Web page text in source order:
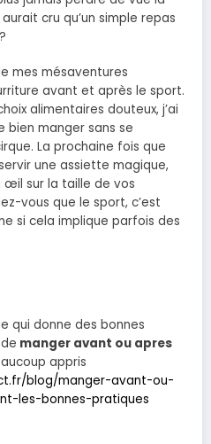
cru qu’un simple repas
mes mésaventures
avant et après le sport.
alimentaires douteux, j’ai
bien manger sans se
La prochaine fois que
une assiette magique,
œil sur la taille de vos
vous que le sport, c’est
si cela implique parfois des
qui donne des bonnes
manger avant ou apres
appris
blog/manger-avant-ou-
les-bonnes-pratiques